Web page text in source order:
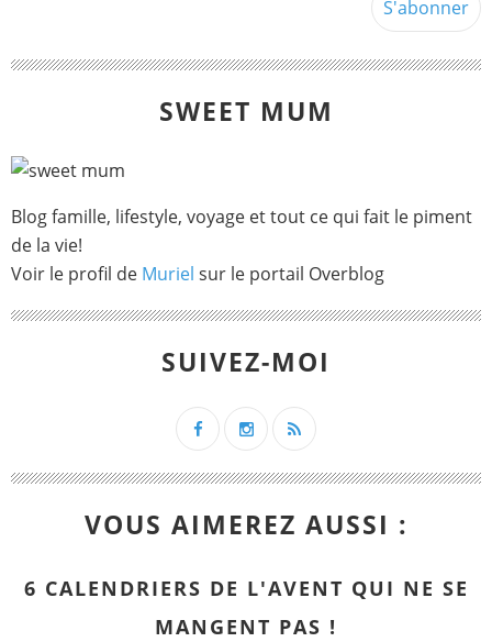
SWEET MUM
Blog famille, lifestyle, voyage et tout ce qui fait le piment
de la vie!
Voir le profil de Muriel sur le portail Overblog
SUIVEZ-MOI
VOUS AIMEREZ AUSSI :
6 CALENDRIERS DE L'AVENT QUI NE SE
MANGENT PAS !